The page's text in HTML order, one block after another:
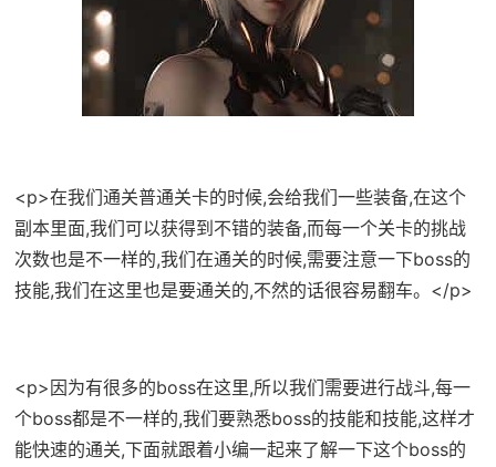
<p>在我们通关普通关卡的时候,会给我们一些装备,在这个
副本里面,我们可以获得到不错的装备,而每一个关卡的挑战
次数也是不一样的,我们在通关的时候,需要注意一下boss的
技能,我们在这里也是要通关的,不然的话很容易翻车。</p>
<p>因为有很多的boss在这里,所以我们需要进行战斗,每一
个boss都是不一样的,我们要熟悉boss的技能和技能,这样才
能快速的通关,下面就跟着小编一起来了解一下这个boss的